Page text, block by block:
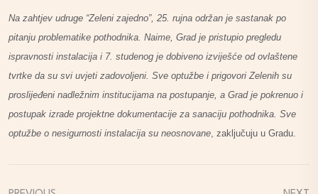
Na zahtjev udruge “Zeleni zajedno”, 25. rujna održan je sastanak po
pitanju problematike pothodnika. Naime, Grad je pristupio pregledu
ispravnosti instalacija i 7. studenog je dobiveno izviješće od ovlaštene
tvrtke da su svi uvjeti zadovoljeni. Sve optužbe i prigovori Zelenih su
proslijeđeni nadležnim institucijama na postupanje, a Grad je pokrenuo i
postupak izrade projektne dokumentacije za sanaciju pothodnika. Sve
optužbe o nesigurnosti instalacija su neosnovane , zaključuju u Gradu.